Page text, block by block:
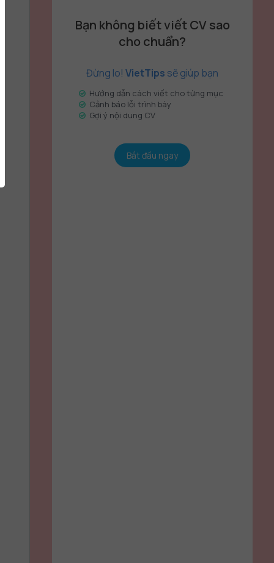
Bạn không biết viết CV sao
cho chuẩn?
Đừng lo! VietTips sẽ giúp bạn
Hướng dẫn cách viết cho từng mục
Cảnh báo lỗi trình bày
Gợi ý nội dung CV
Bắt đầu ngay